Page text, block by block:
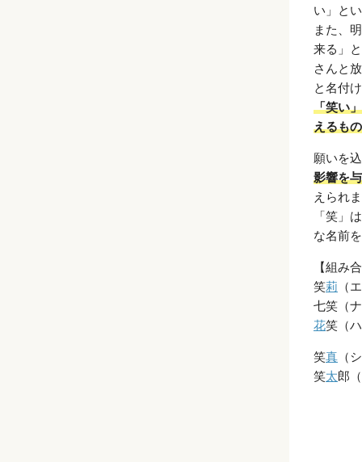
い」と
また、
来る」
さんと
と名付
「笑い
えるもの
願いを
影響を
えられ
「笑」
な名前
【組み
笑莉 （
七笑（
花笑（
笑真 （
笑太郎